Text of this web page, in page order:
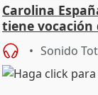
Carolina
tiene
Sonido